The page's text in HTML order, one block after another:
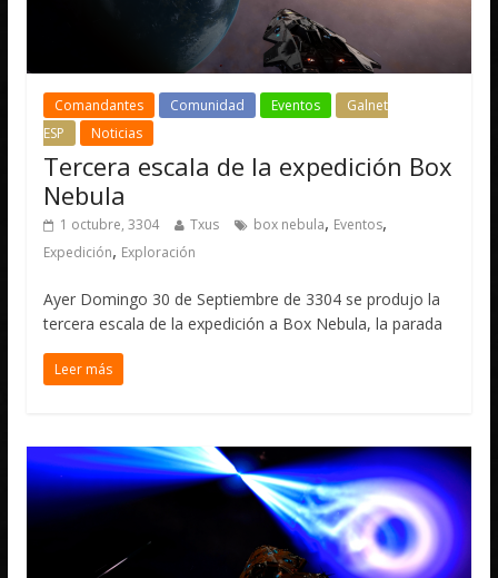
Comandantes Comunidad Eventos
Galnet
ESP
Noticias
Tercera escala de la expedición Box
Nebula
1 octubre, 3304 Txus box nebula, Eventos,
Expedición, Exploración
Ayer Domingo 30 de Septiembre de 3304 se produjo la
tercera escala de la expedición a Box Nebula, la parada
Leer más